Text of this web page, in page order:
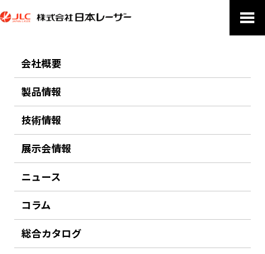
会社概要
製品情報
技術情報
展示会情報
ニュース
コラム
総合カタログ
製品についてのお問い合わせ
電子メールでのお問合せ：jlc★japanlaser.co.jp（★を@に変更してく
ださい）
お問い合わせ 製品名：超音波顕微鏡/超音波映像装置 “V シリーズ”